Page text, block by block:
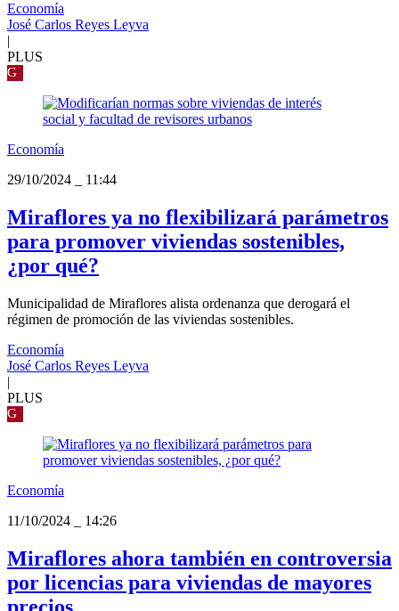
Economía
José Carlos Reyes Leyva
|
PLUS
G
Economía
29/10/2024
11:44
Miraflores ya no flexibilizará parámetros
para promover viviendas sostenibles,
¿por qué?
Municipalidad de Miraflores alista ordenanza que derogará el
régimen de promoción de las viviendas sostenibles.
Economía
José Carlos Reyes Leyva
|
PLUS
G
Economía
11/10/2024
14:26
Miraflores ahora también en controversia
por licencias para viviendas de mayores